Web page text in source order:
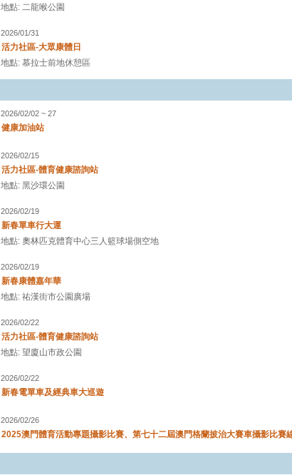
地點: 二龍喉公園
2026/01/31
活力社區-大眾康體日
地點: 慕拉士前地休憩區
2026/02/02 ~ 27
健康加油站
2026/02/15
活力社區-體育健康諮詢站
地點: 黑沙環公園
2026/02/19
新春單車行大運
地點: 奧林匹克體育中心三人籃球場側空地
2026/02/19
新春康體嘉年華
地點: 祐漢街市公園廣場
2026/02/22
活力社區-體育健康諮詢站
地點: 望廈山市政公園
2026/02/22
新春電單車及經典車大巡遊
2026/02/26
2025澳門體育活動專題攝影比賽、第七十二屆澳門格蘭披治大賽車攝影比賽